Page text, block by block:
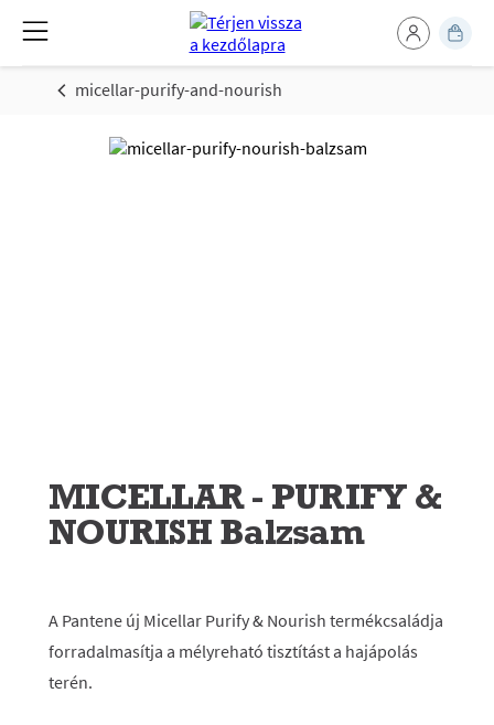
micellar-purify-and-nourish
MICELLAR - PURIFY &
NOURISH Balzsam
A Pantene új Micellar Purify & Nourish termékcsaládja
forradalmasítja a mélyreható tisztítást a hajápolás
terén.